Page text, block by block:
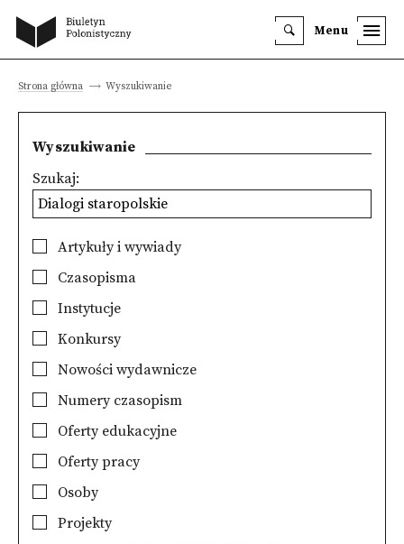
Menu
Strona główna Wyszukiwanie
Wyszukiwanie
Szukaj:
Artykuły i wywiady
Czasopisma
Instytucje
Konkursy
Nowości wydawnicze
Numery czasopism
Oferty edukacyjne
Oferty pracy
Osoby
Projekty